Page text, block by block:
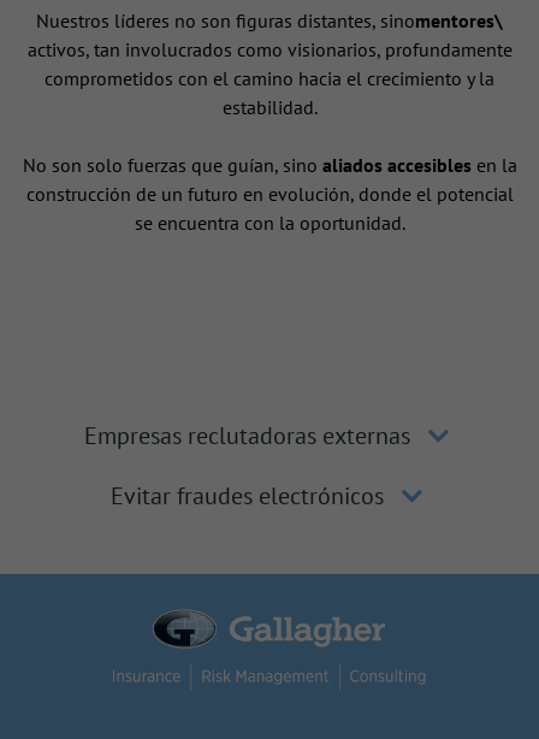
Nuestros líderes no son figuras distantes, sinomentores\
activos, tan involucrados como visionarios, profundamente
comprometidos con el camino hacia el crecimiento y la
estabilidad.
No son solo fuerzas que guían, sino aliados accesiblesen la
construcción de un futuro en evolución, donde el potencial
se encuentra con la oportunidad.
Empresas reclutadoras externas
Evitar fraudes electrónicos